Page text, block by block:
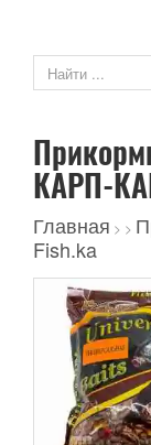
КАРП-
Главная > >
Fish.ka